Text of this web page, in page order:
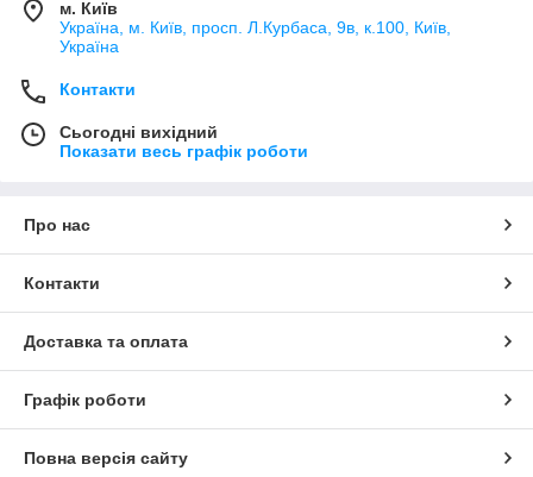
м. Київ
Україна, м. Київ, просп. Л.Курбаса, 9в, к.100, Київ,
Україна
Контакти
Сьогодні вихідний
Показати весь графік роботи
Про нас
Контакти
Доставка та оплата
Графік роботи
Повна версія сайту